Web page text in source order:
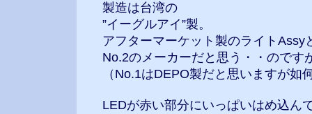
製造は台湾の
”イーグルアイ”製。
アフターマーケット製のライトAssy
No.2のメーカーだと思う・・のです
（No.1はDEPO製だと思いますが如
LEDが赤い部分にいっぱいはめ込ん